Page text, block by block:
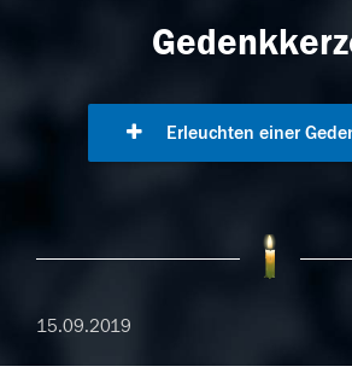
Erleuchten einer
15.09.2019